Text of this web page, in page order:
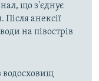
що з'єднує
Після анексії
на півострів
водосховищ